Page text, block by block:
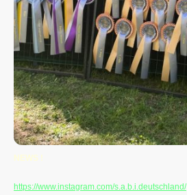
NEWS !
https://www.instagram.com/s.a.b.i.deutschland/